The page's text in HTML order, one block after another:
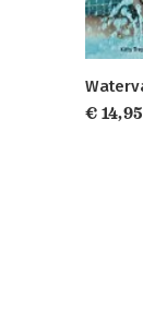
€ 14,95